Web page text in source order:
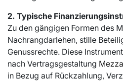
2. Typische
Zu den gängigen Formen des
Nachrangdarlehen, stille
Genussrechte. Diese
nach Vertragsgestaltung
in Bezug auf Rückzahlung,